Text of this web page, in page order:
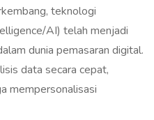
teknologi
AI) telah menjadi
dunia pemasaran digital.
data secara cepat,
mempersonalisasi